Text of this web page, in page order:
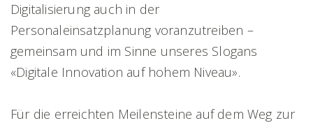
Digitalisierung auch in der
Personaleinsatzplanung voranzutreiben –
gemeinsam und im Sinne unseres Slogans
«Digitale Innovation auf hohem Niveau».
Für die erreichten Meilensteine auf dem Weg zur